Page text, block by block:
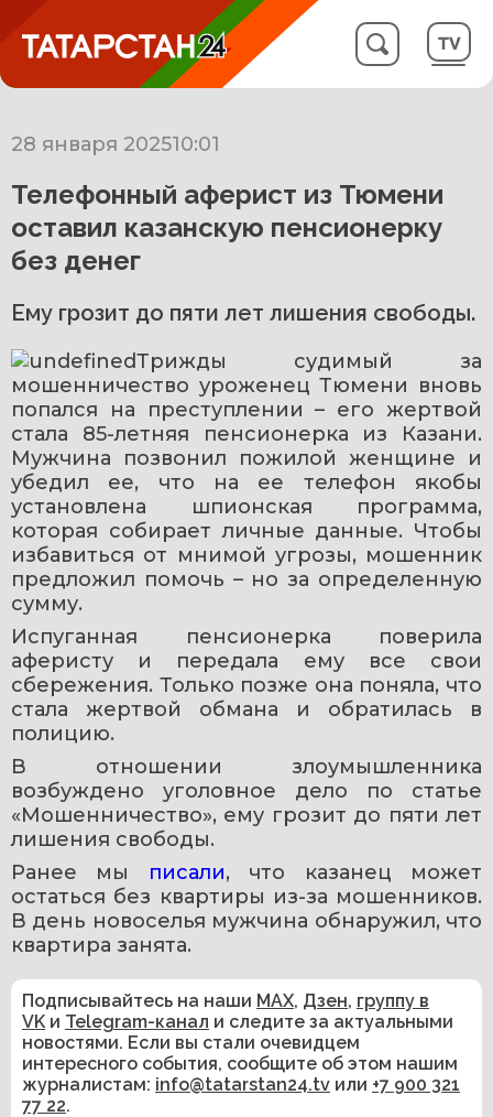
28 января 202510:01
Телефонный аферист из Тюмени
оставил казанскую пенсионерку
без денег
Ему грозит до пяти лет лишения свободы.
Трижды судимый за
мошенничество уроженец Тюмени вновь
попался на преступлении – его жертвой
стала 85-летняя пенсионерка из Казани.
Мужчина позвонил пожилой женщине и
убедил ее, что на ее телефон якобы
установлена шпионская программа,
которая собирает личные данные. Чтобы
избавиться от мнимой угрозы, мошенник
предложил помочь – но за определенную
сумму.
Испуганная пенсионерка поверила
аферисту и передала ему все свои
сбережения. Только позже она поняла, что
стала жертвой обмана и обратилась в
полицию.
В отношении злоумышленника
возбуждено уголовное дело по статье
«Мошенничество», ему грозит до пяти лет
лишения свободы.
Ранее мы писали, что казанец может
остаться без квартиры из-за мошенников.
В день новоселья мужчина обнаружил, что
квартира занята.
Подписывайтесь на наши MAX, Дзен, группу в
VK и Telegram-канал и следите за актуальными
новостями. Если вы стали очевидцем
интересного события, сообщите об этом нашим
журналистам: info@tatarstan24.tv или +7 900 321
77 22.